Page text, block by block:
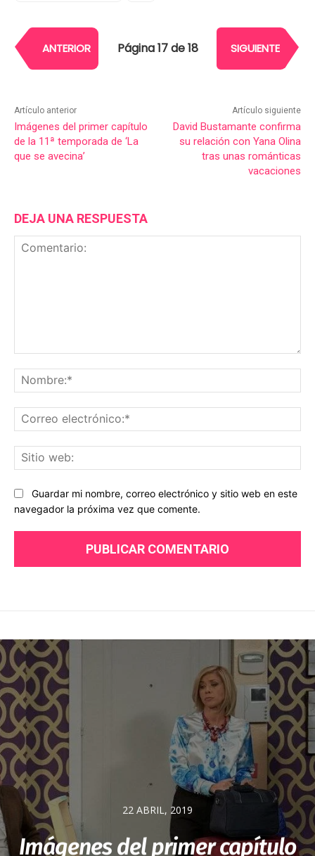
ANTERIOR Página 17 de 18 SIGUIENTE
Artículo anterior
Imágenes del primer capítulo
de la 11ª temporada de ‘La
que se avecina’
Artículo siguiente
David Bustamante confirma
su relación con Yana Olina
tras unas románticas
vacaciones
DEJA UNA RESPUESTA
Guardar mi nombre, correo electrónico y sitio web en este
navegador la próxima vez que comente.